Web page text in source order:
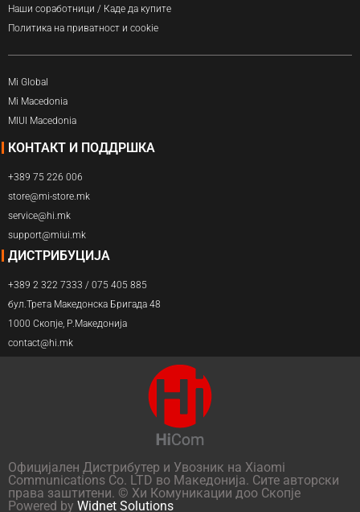
Наши соработници / Каде да купите
Политика на приватност и cookie
Mi Global
Mi Macedonia
MIUI Macedonia
КОНТАКТ И ПОДДРШКА
+389 75 226 006
store@mi-store.mk
service@hi.mk
support@miui.mk
ДИСТРИБУЦИЈА
+389 2 322 7333 / 075 405 885
бул.Трета Македонска Бригада 48
1000 Скопје, Р.Македонија
contact@hi.mk
Официјален Дистрибутер и Увозник на Xiaomi
Communications Co. LTD во Македонија. Сите авторски
права заштитени. © Хи Комуникации доо Скопје
Powered by Widnet Solutions